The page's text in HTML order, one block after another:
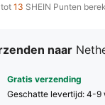
13 SHEIN Punten
naar
Gratis verzending
Geschatte levertijd: 4-9